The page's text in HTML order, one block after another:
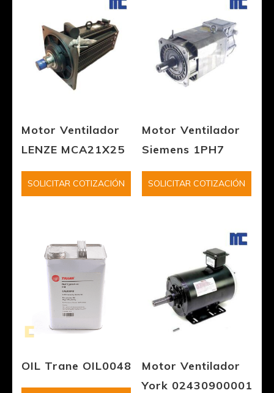
Motor Ventilador
LENZE MCA21X25
SOLICITAR COTIZACIÓN
Motor Ventilador
Siemens 1PH7
SOLICITAR COTIZACIÓN
OIL Trane OIL0048
Motor Ventilador
York 02430900001